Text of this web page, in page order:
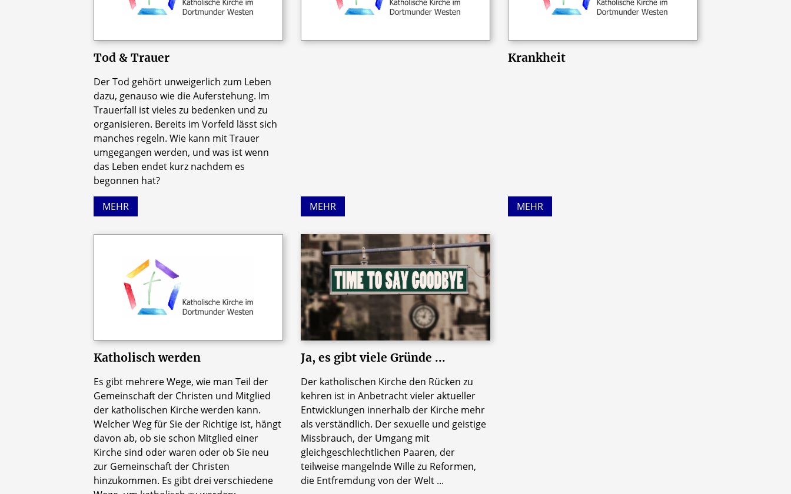
Tod & Trauer
Der Tod gehört unweigerlich zum Leben
dazu, genauso wie die Auferstehung. Im
Trauerfall ist vieles zu bedenken und zu
organisieren. Bereits im Vorfeld lässt sich
manches regeln. Wie kann mit Trauer
umgegangen werden, und was ist wenn
das Leben endet kurz nachdem es
begonnen hat?
MEHR
MEHR
Krankheit
MEHR
Katholisch werden
Es gibt mehrere Wege, wie man Teil der
Gemeinschaft der Christen und Mitglied
der katholischen Kirche werden kann.
Welcher Weg für Sie der Richtige ist, hängt
davon ab, ob sie schon Mitglied einer
Kirche sind oder waren oder ob Sie neu
zur Gemeinschaft der Christen
hinzukommen. Es gibt drei verschiedene
Ja, es gibt viele Gründe ...
Der katholischen Kirche den Rücken zu
kehren ist in Anbetracht vieler aktueller
Entwicklungen innerhalb der Kirche mehr
als verständlich. Der sexuelle und geistige
Missbrauch, der Umgang mit
gleichgeschlechtlichen Paaren, der
teilweise mangelnde Wille zu Reformen,
die Entfremdung von der Welt ...